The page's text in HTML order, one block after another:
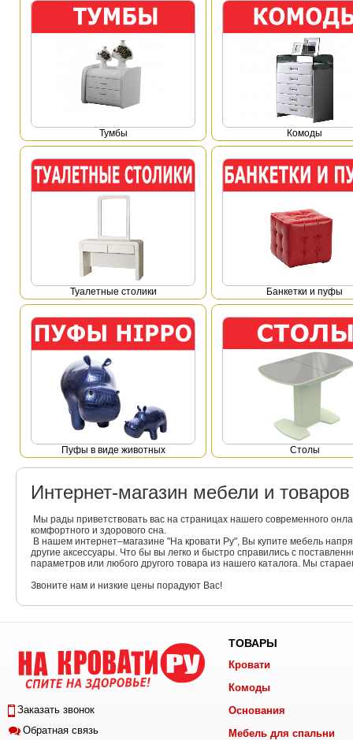
Тумбы Комоды
Туалетные столики Банкетки и пуфы
Пуфы в виде животных Столы
Интернет-магазин мебели и
Мы рады приветствовать вас на страницах нашего современного
комфортного и здорового сна.
В нашем интернет–магазине "На кровати Ру", Вы купите мебель
другие аксессуары. Что бы вы легко и быстро справились с
параметров или любого другого товара из нашего каталога. Мы
Звоните нам и низкие цены порадуют Вас!
Заказать звонок
Обратная связь
ТОВАРЫ
Кровати
Комоды
Основания
Мебель для спальни